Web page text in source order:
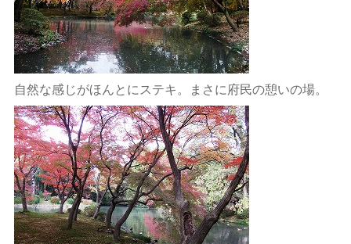
自然な感じがほんとにステキ。まさに府民の憩いの場。